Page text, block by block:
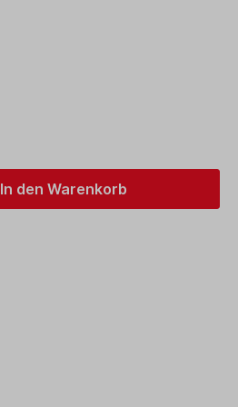
In den Warenkorb